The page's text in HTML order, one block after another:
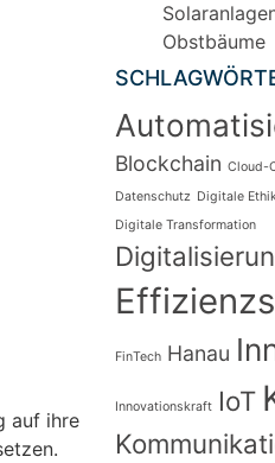
auf ihre
Obstbäume
Blockchain Cloud-
Datenschutz Digitale
Digitale Transformation
FinTech Hanau
Innovationskraft IoT